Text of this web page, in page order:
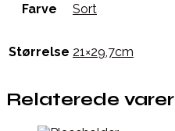
Farve Sort
Størrelse 21×29,7cm
Relaterede varer